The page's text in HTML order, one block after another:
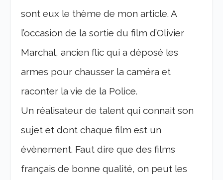
sont eux le thème de mon article. A
l’occasion de la sortie du film d’Olivier
Marchal, ancien flic qui a déposé les
armes pour chausser la caméra et
raconter la vie de la Police.
Un réalisateur de talent qui connait son
sujet et dont chaque film est un
évènement. Faut dire que des films
français de bonne qualité, on peut les